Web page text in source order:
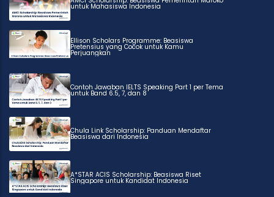
untuk Mahasiswa Indonesia
Ellison Scholars Programme: Beasiswa
Pretensius yang Cocok untuk Kamu
Perjuangkan
Contoh Jawaban IELTS Speaking Part 1 per Tema
untuk Band 6.5, 7, dan 8
Chula Link Scholarship: Panduan Mendaftar
Beasiswa dari Indonesia
A*STAR ACIS Scholarship: Beasiswa Riset
Singapore untuk Kandidat Indonesia